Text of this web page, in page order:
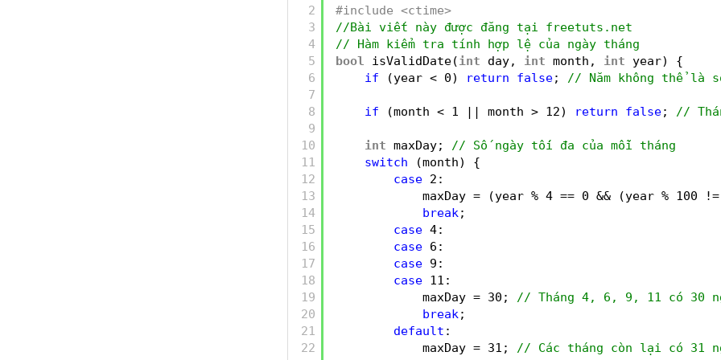
2
3
4
5
6
7
8
9
10
11
12
13
14
15
16
17
18
19
20
21
22
#include <ctime>
//Bài viết này được đăng tại freetuts.net
// Hàm kiểm tra tính hợp lệ của ngày tháng
bool
isValidDate(int day, int month, int
year) {
if
(year < 0) return false; // Năm không thể là
if (month < 1 || month > 12) return false; //
int maxDay; // Số ngày tối đa của mỗi tháng
switch
(month) {
case 2:
maxDay = (year % 4 == 0 && (year %
break;
case 4:
case 6:
case 9:
case 11:
maxDay = 30; // Tháng 4, 6, 9, 11 có 30
break;
default :
maxDay = 31; // Các tháng còn lại có 31